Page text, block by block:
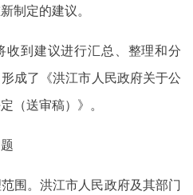
制定的建议。
收到建议进行汇总、整理和分
成了《洪江市人民政府关于公
（送审稿）》。
围。洪江市人民政府及其部门